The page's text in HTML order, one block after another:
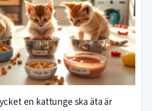
en kattunge ska äta är